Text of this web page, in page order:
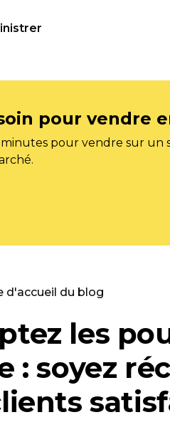
pour vendre
pour vendre sur un
d'accueil du blog
les
: soyez